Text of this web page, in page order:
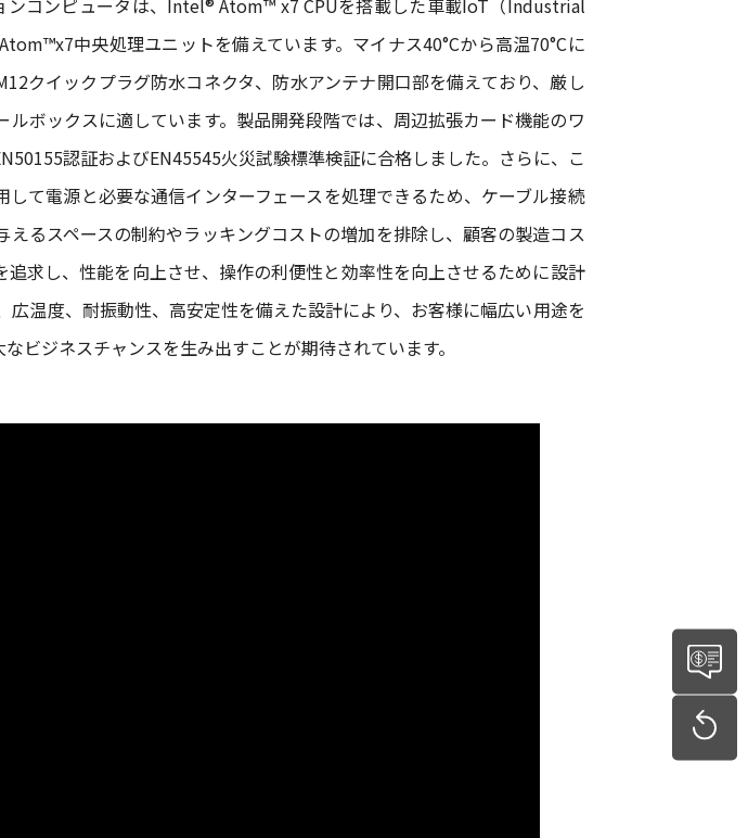
コンピュータは、Intel® Atom™ x7 CPUを搭載した車載IoT（Industrial
中央処理ユニットを備えています。マイナス40°Cから高温70°Cに
クイックプラグ防水コネクタ、防水アンテナ開口部を備えており、厳し
ボックスに適しています。製品開発段階では、周辺拡張カード機能のワ
認証およびEN45545火災試験標準検証に合格しました。さらに、こ
て電源と必要な通信インターフェースを処理できるため、ケーブル接続
るスペースの制約やラッキングコストの増加を排除し、顧客の製造コス
求し、性能を向上させ、操作の利便性と効率性を向上させるために設計
温度、耐振動性、高安定性を備えた設計により、お客様に幅広い用途を
ビジネスチャンスを生み出すことが期待されています。